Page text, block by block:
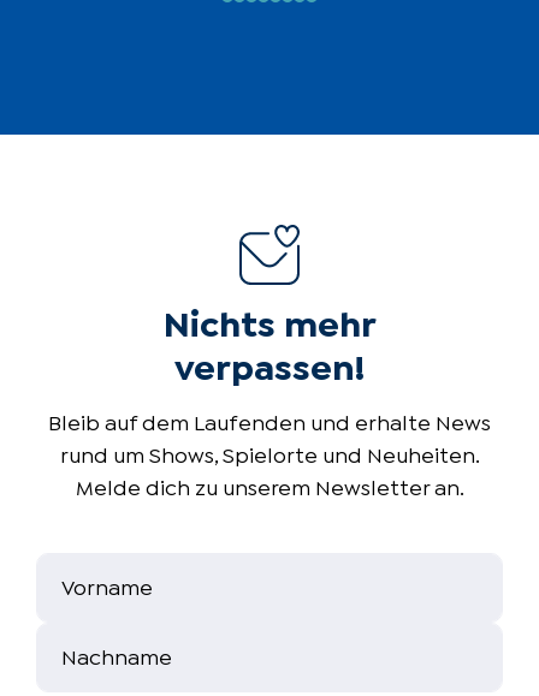
Juliane Aouad
Tontechnik
Simon Wieland
Thomas Lutz
Gesamtverantwortung
Lars Arend
Choreografin (Dschungelbuch)
Nichts mehr
verpassen!
Bleib auf dem Laufenden und erhalte News
rund um Shows, Spielorte und Neuheiten.
Melde dich zu unserem Newsletter an.
Vorname
Nachname